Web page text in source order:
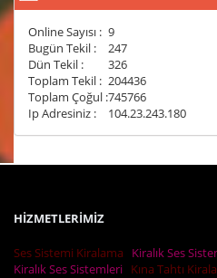
Online Sayısı : 9
Bugün Tekil :
247
Dün Tekil :
326
Toplam Tekil : 204436
Toplam Çoğul :745766
Ip Adresiniz :
104.23.243.180
HİZMETLERİMİZ
Ses Sistemi Kiralama Kiralık Ses
Kiralık Ses Sistemleri Kına Tahtı